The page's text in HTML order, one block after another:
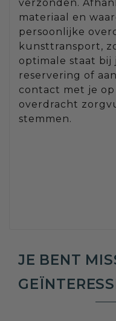
verzonden.
materiaal en
persoonlijke
kunsttransport,
optimale staat bij
reservering of
contact met je
overdracht
stemmen.
JE BENT